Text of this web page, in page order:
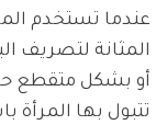
عندما تستخدم
المثانة لتصريف
أو بشكل متقطع
تتبول بها المرأة